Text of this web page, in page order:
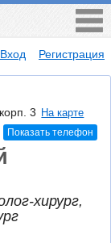
Вход Регистрация
3 На карте
Показать телефон
хирург,